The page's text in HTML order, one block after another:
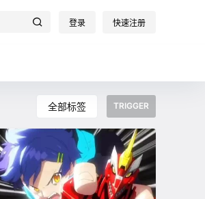
登录 快速注册
全部标签 TRIGGER